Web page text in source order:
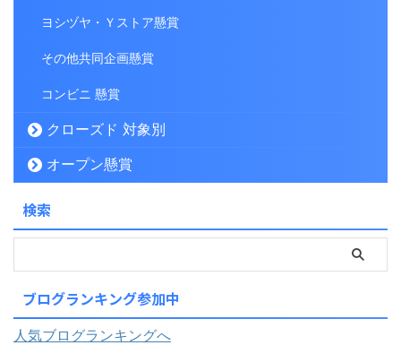
ヨシヅヤ・Ｙストア懸賞
その他共同企画懸賞
コンビニ 懸賞
クローズド 対象別
オープン懸賞
検索
ブログランキング参加中
人気ブログランキングへ